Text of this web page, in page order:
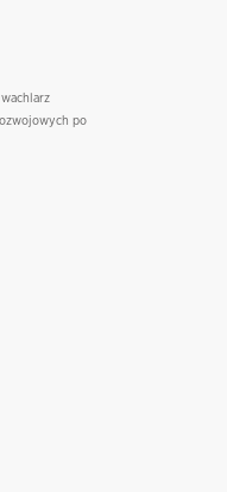
po